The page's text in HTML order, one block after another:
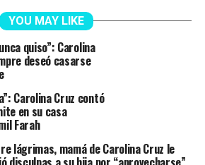
YOU MAY LIKE
quiso”: Carolina
deseó casarse
Carolina Cruz contó
en su casa
Farah
lágrimas, mamá de Carolina Cruz le